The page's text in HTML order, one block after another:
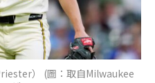
） (圖：取自Milwaukee